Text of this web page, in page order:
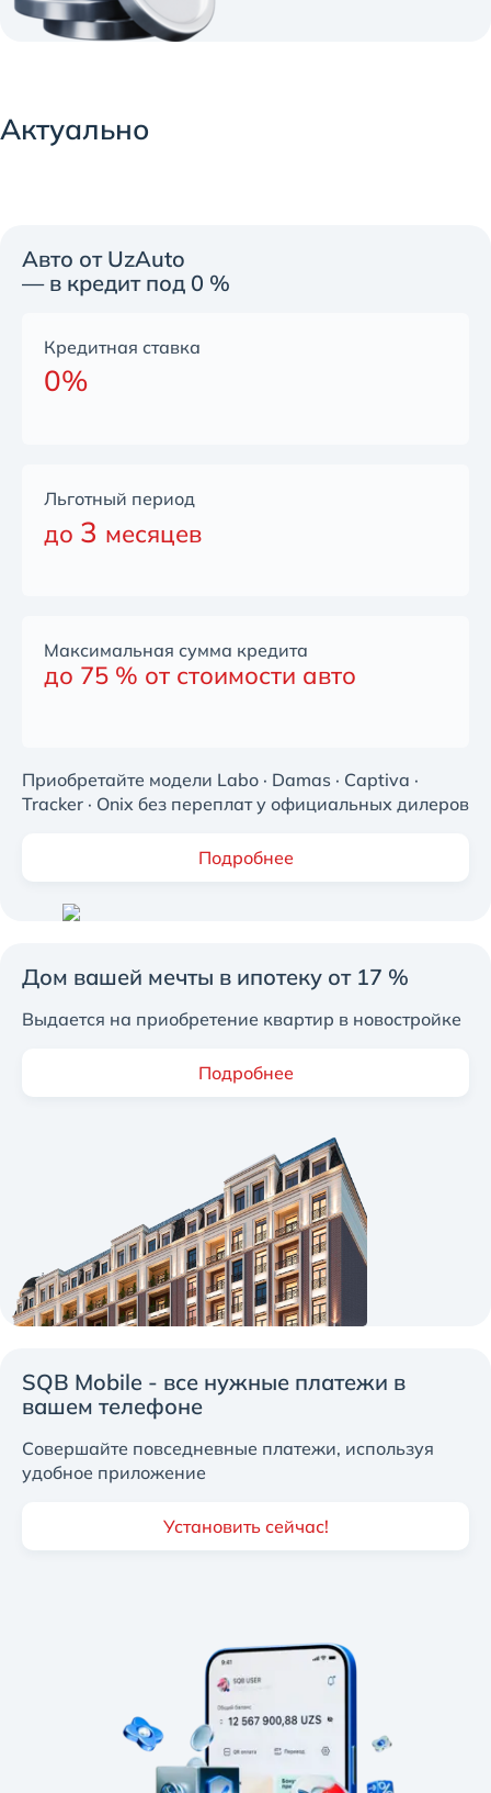
Актуально
Авто от UzAuto
— в кредит под 0 %
Кредитная ставка
0%
Льготный период
до 3 месяцев
Максимальная сумма кредита
до 75 % от стоимости авто
Приобретайте модели Labo · Damas · Captiva ·
Tracker · Onix без переплат у официальных дилеров
Подробнее
Дом вашей мечты в ипотеку от 17 %
Выдается на приобретение квартир в новостройке
Подробнее
SQB Mobile - все нужные платежи в
вашем телефоне
Совершайте повседневные платежи, используя
удобное приложение
Установить сейчас!